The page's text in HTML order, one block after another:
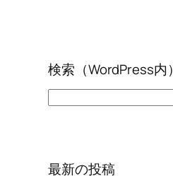
検索（WordPress内）
最新の投稿